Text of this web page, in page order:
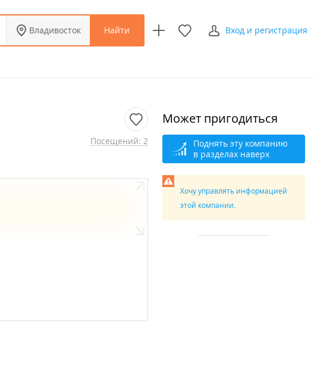
Владивосток Найти Вход и регистрация
Посещений: 2
Может пригодиться
Поднять эту компанию
в разделах наверх
Хочу управлять информацией
этой компании.